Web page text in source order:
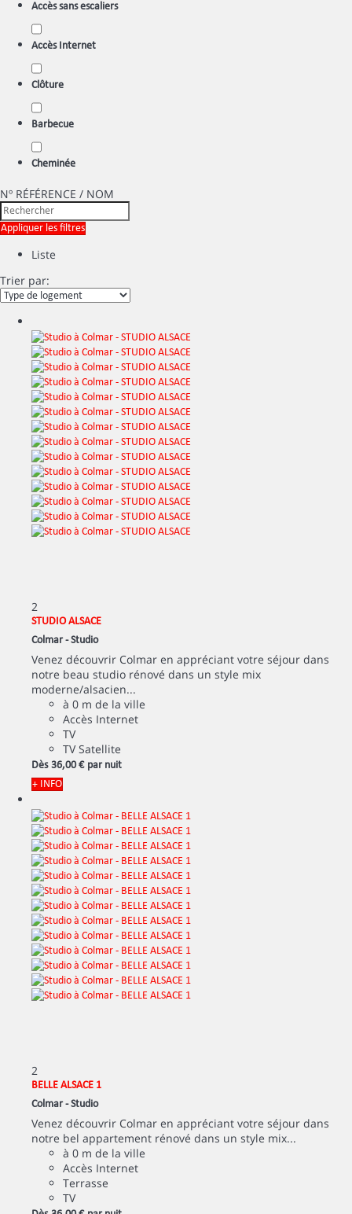
Accès sans escaliers
Accès Internet
Clôture
Barbecue
Cheminée
Nº RÉFÉRENCE / NOM
Appliquer les filtres
Liste
Trier par:
2
STUDIO ALSACE
Colmar -Studio
Venez découvrir Colmar en appréciant votre séjour dans
notre beau studio rénové dans un style mix
moderne/alsacien...
à 0 m de la ville
Accès Internet
TV
TV Satellite
Dès 36,00 € par nuit
+ INFO
2
BELLE ALSACE 1
Colmar -Studio
Venez découvrir Colmar en appréciant votre séjour dans
notre bel appartement rénové dans un style mix...
à 0 m de la ville
Accès Internet
Terrasse
TV